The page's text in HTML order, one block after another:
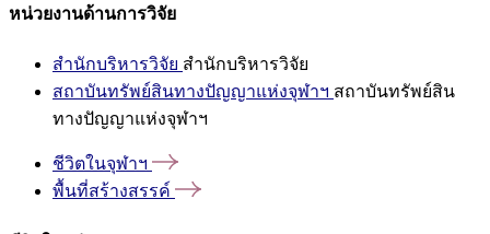
หน่วยงานด้านการวิจัย
สำนักบริหารวิจัย สำนักบริหารวิจัย
สถาบันทรัพย์สินทางปัญญาแห่งจุฬาฯ สถาบันทรัพย์สิน
ทางปัญญาแห่งจุฬาฯ
ชีวิตในจุฬาฯ
พื้นที่สร้างสรรค์